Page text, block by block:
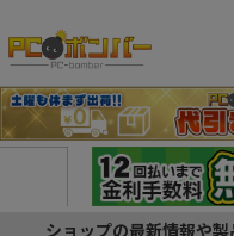
ショップの最新情報や